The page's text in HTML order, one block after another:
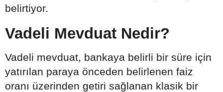
belirtiyor.
Vadeli Mevduat Nedir?
Vadeli mevduat, bankaya belirli bir süre için
yatırılan paraya önceden belirlenen faiz
oranı üzerinden getiri sağlanan klasik bir